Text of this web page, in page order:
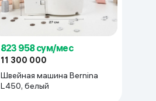
823 958 сум/мес
11 300 000
Швейная машина Bernina
L450, белый